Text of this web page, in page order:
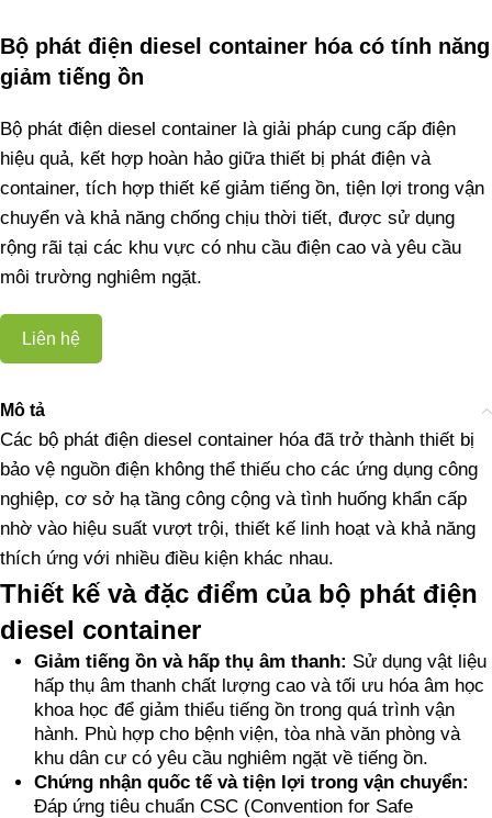
Bộ phát điện diesel container hóa có tính năng
giảm tiếng ồn
Bộ phát điện diesel container là giải pháp cung cấp điện
hiệu quả, kết hợp hoàn hảo giữa thiết bị phát điện và
container, tích hợp thiết kế giảm tiếng ồn, tiện lợi trong vận
chuyển và khả năng chống chịu thời tiết, được sử dụng
rộng rãi tại các khu vực có nhu cầu điện cao và yêu cầu
môi trường nghiêm ngặt.
Liên hệ
Mô tả
Các bộ phát điện diesel container hóa đã trở thành thiết bị
bảo vệ nguồn điện không thể thiếu cho các ứng dụng công
nghiệp, cơ sở hạ tầng công cộng và tình huống khẩn cấp
nhờ vào hiệu suất vượt trội, thiết kế linh hoạt và khả năng
thích ứng với nhiều điều kiện khác nhau.
Thiết kế và đặc điểm của bộ phát điện
diesel container
Giảm tiếng ồn và hấp thụ âm thanh: Sử dụng vật liệu
hấp thụ âm thanh chất lượng cao và tối ưu hóa âm học
khoa học để giảm thiểu tiếng ồn trong quá trình vận
hành. Phù hợp cho bệnh viện, tòa nhà văn phòng và
khu dân cư có yêu cầu nghiêm ngặt về tiếng ồn.
Chứng nhận quốc tế và tiện lợi trong vận chuyển:
Đáp ứng tiêu chuẩn CSC (Convention for Safe